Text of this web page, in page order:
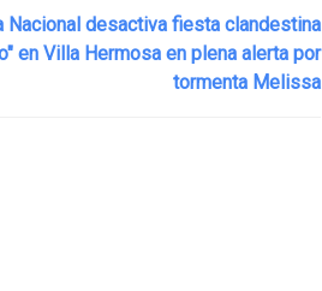
Nacional desactiva fiesta clandestina
en Villa Hermosa en plena alerta por
tormenta Melissa